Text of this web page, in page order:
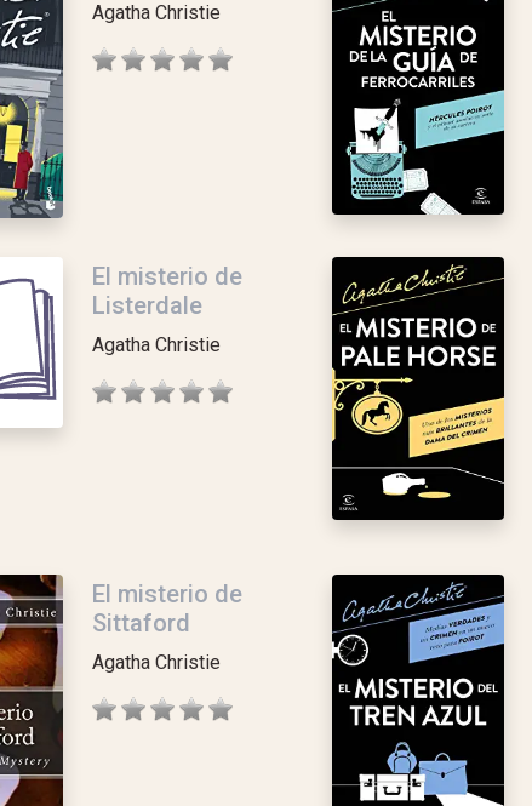
Agatha Christie
El misterio de
Listerdale
Agatha Christie
El misterio de
Sittaford
Agatha Christie